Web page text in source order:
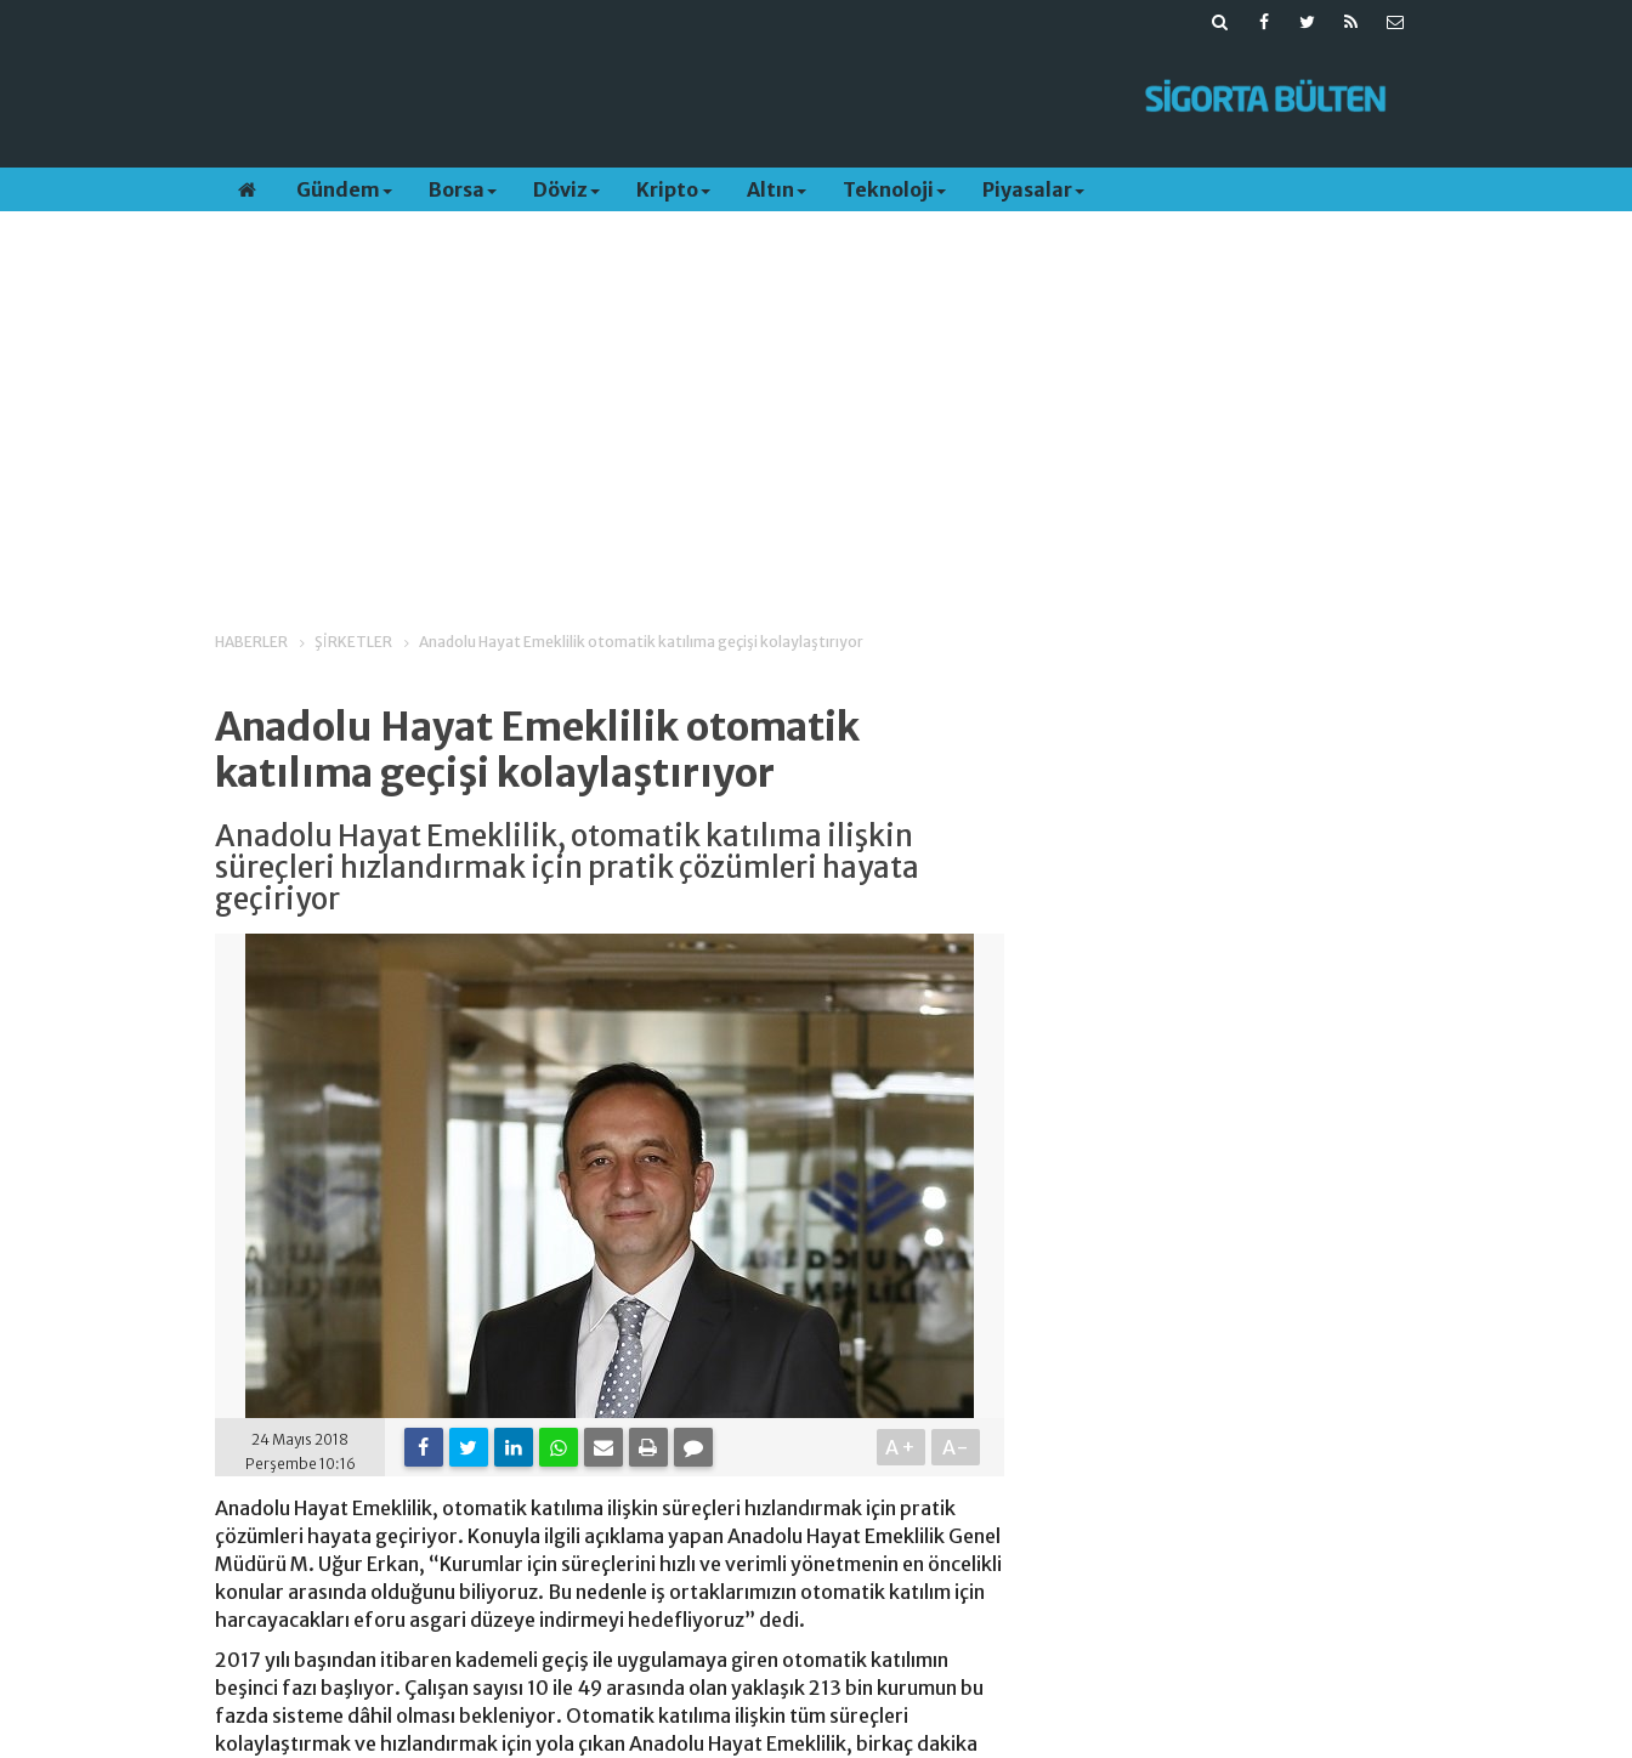
Gündem Borsa Döviz Kripto Altın Teknoloji Piyasalar
HABERLER ŞİRKETLER Anadolu Hayat Emeklilik otomatik katılıma geçişi kolaylaştırıyor
Anadolu Hayat Emeklilik otomatik
katılıma geçişi kolaylaştırıyor
Anadolu Hayat Emeklilik, otomatik katılıma ilişkin
süreçleri hızlandırmak için pratik çözümleri hayata
geçiriyor
24 Mayıs 2018
Perşembe 10:16
A+ A-
Anadolu Hayat Emeklilik, otomatik katılıma ilişkin süreçleri hızlandırmak için pratik
çözümleri hayata geçiriyor. Konuyla ilgili açıklama yapan Anadolu Hayat Emeklilik Genel
Müdürü M. Uğur Erkan, “Kurumlar için süreçlerini hızlı ve verimli yönetmenin en öncelikli
konular arasında olduğunu biliyoruz. Bu nedenle iş ortaklarımızın otomatik katılım için
harcayacakları eforu asgari düzeye indirmeyi hedefliyoruz” dedi.
2017 yılı başından itibaren kademeli geçiş ile uygulamaya giren otomatik katılımın
beşinci fazı başlıyor. Çalışan sayısı 10 ile 49 arasında olan yaklaşık 213 bin kurumun bu
fazda sisteme dâhil olması bekleniyor. Otomatik katılıma ilişkin tüm süreçleri
kolaylaştırmak ve hızlandırmak için yola çıkan Anadolu Hayat Emeklilik, birkaç dakika